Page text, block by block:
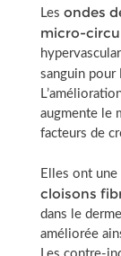
Les ondes
micro-
sanguin pour
augmente le
facteurs de
Elles ont une
cloisons
dans le
améliorée